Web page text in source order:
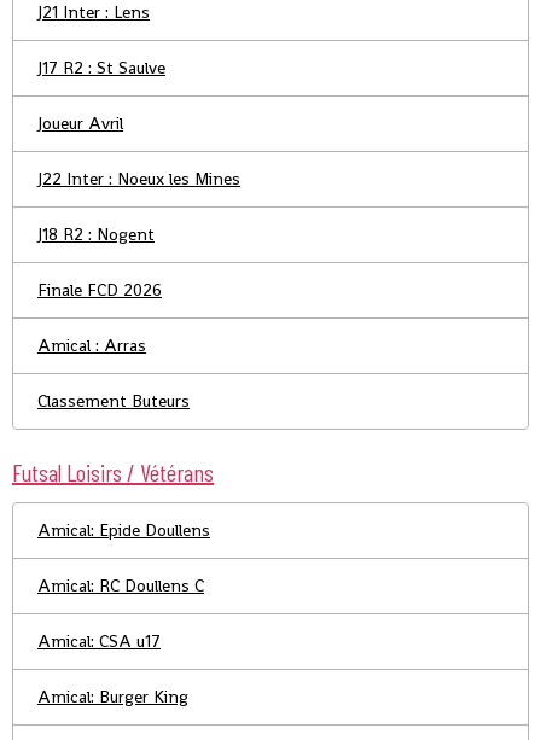
J21 Inter : Lens
J17 R2 : St Saulve
Joueur Avril
J22 Inter : Noeux les Mines
J18 R2 : Nogent
Finale FCD 2026
Amical : Arras
Classement Buteurs
Futsal Loisirs / Vétérans
Amical: Epide Doullens
Amical: RC Doullens C
Amical: CSA u17
Amical: Burger King